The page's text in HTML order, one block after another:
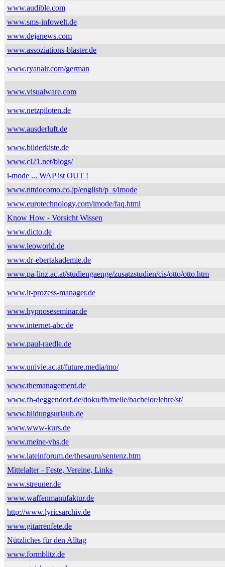
www.audible.com
www.sms-infowelt.de
www.dejanews.com
www.assoziations-blaster.de
www.ryanair.com/german
www.visualware.com
www.netzpiloten.de
www.ausderluft.de
www.bilderkiste.de
www.cl21.net/blogs/
i-mode ... WAP ist OUT !
www.nttdocomo.co.jp/english/p_s/imode
www.eurotechnology.com/imode/faq.html
Know How - Vorsicht Wissen
www.dicto.de
www.leoworld.de
www.dr-ebertakademie.de
www.pa-linz.ac.at/studiengaenge/zusatzstudien/cis/otto/otto.htm
www.it-prozess-manager.de
www.hypnoseseminar.de
www.internet-abc.de
www.paul-raedle.de
www.univie.ac.at/future.media/mo/
www.themanagement.de
www.fh-deggendorf.de/doku/fh/meile/bachelor/lehre/st/
www.bildungsurlaub.de
www.www-kurs.de
www.meine-vhs.de
www.lateinforum.de/thesauru/sentenz.htm
Mittelalter - Feste, Vereine, Links
www.streuner.de
www.waffenmanufaktur.de
http://www.lyricsarchiv.de
www.gitarrenfete.de
Nützliches für den Alltag
www.formblitz.de